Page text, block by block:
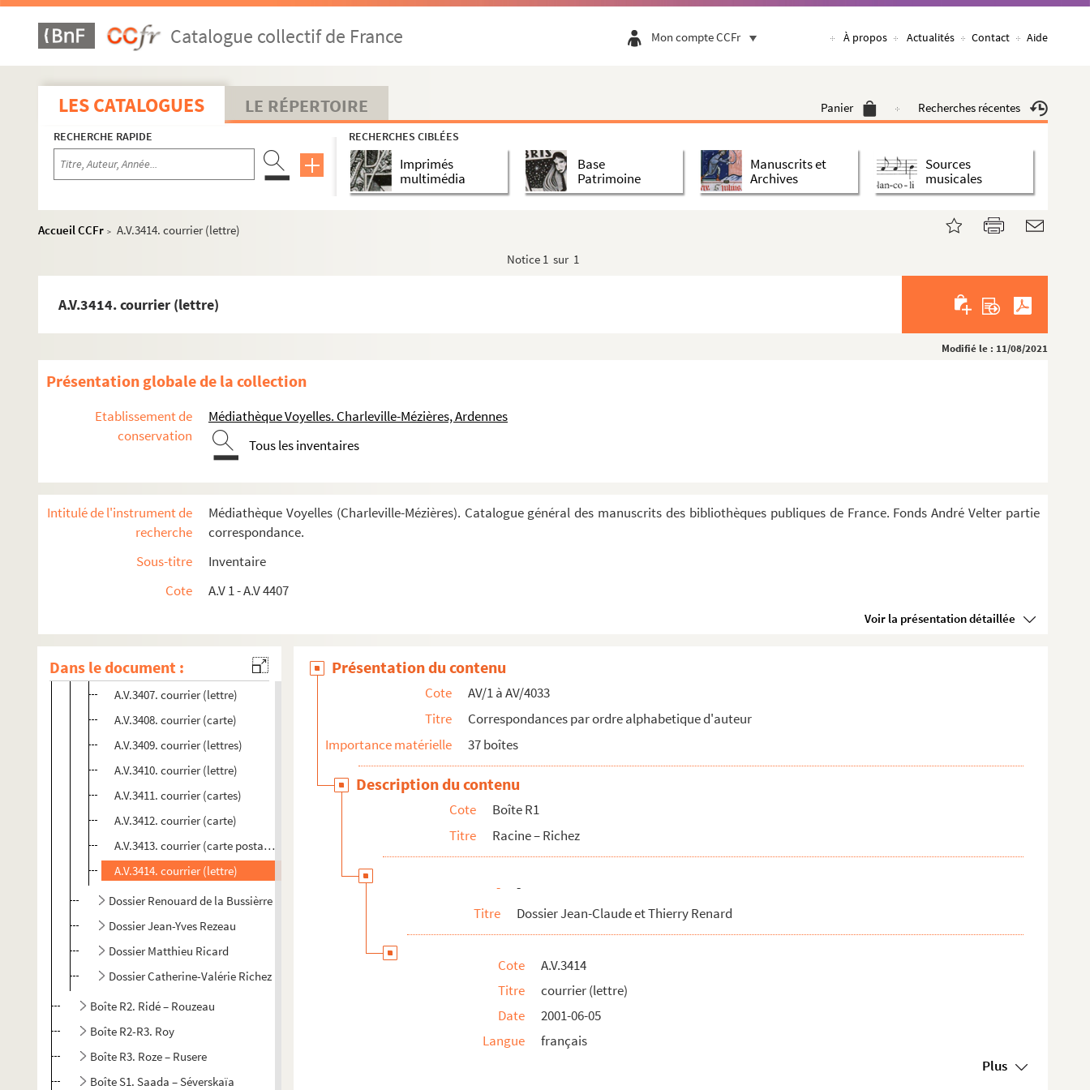
Catalogue collectif de France Mon compte CCFr À propos Actualités Contact Aide
LES CATALOGUES LE RÉPERTOIRE Panier Recherches récentes
RECHERCHE RAPIDE RECHERCHES CIBLÉES
Imprimés
multimédia
Base
Patrimoine
Manuscrits et
Archives
Sources
musicales
Accueil CCFr > A.V.3414. courrier (lettre)
Notice 1 sur 1
A.V.3414. courrier (lettre)
Modifié le : 11/08/2021
Présentation globale de la collection
Etablissement de
conservation
Médiathèque Voyelles. Charleville-Mézières, Ardennes
Tous les inventaires
Intitulé de l'instrument de
recherche
Médiathèque Voyelles (Charleville-Mézières). Catalogue général des manuscrits des bibliothèques publiques de France. Fonds André Velter partie
correspondance.
Sous-titre
Inventaire
Cote
A.V 1 - A.V 4407
Voir la présentation détaillée
Dans le document :
A.V.3381. courrier (lettres)
A.V.3382. courrier (lettre)
A.V.3383. courrier lettre)
A.V.3384. courrier (lettre)
A.V.3385. courrier (lettre)
A.V.3386. courrier (lettre)
A.V.3389. courrier (carte)
A.V.3392. courrier (lettre)
A.V.3395. courrier (lettre)
A.V.3396. courrier (carte)
A.V.3397. courrier (lettres)
A.V.3399. courrier (lettre)
A.V.3400. courrier (lettre)
A.V.3402. courrier (lettre)
A.V.3403. courrier (carte)
A.V.3405. courrier (carte + lettre)
A.V.3406. courrier (texte)
A.V.3407. courrier (lettre)
A.V.3408. courrier (carte)
A.V.3409. courrier (lettres)
A.V.3410. courrier (lettre)
A.V.3411. courrier (cartes)
A.V.3412. courrier (carte)
A.V.3413. courrier (carte postale)
A.V.3414. courrier (lettre)
Dossier Renouard de la Bussièrre
Dossier Jean-Yves Rezeau
Dossier Matthieu Ricard
Dossier Catherine-Valérie Richez
Boîte R2. Ridé – Rouzeau
Boîte R2-R3. Roy
Boîte R3. Roze – Rusere
Boîte S1. Saada – Séverskaïa
Présentation du contenu
Cote
AV/1 à AV/4033
Titre
Correspondances par ordre alphabetique d'auteur
Importance matérielle
37 boîtes
Description du contenu
Cote
Boîte R1
Titre
Racine – Richez
-
-
Titre
Dossier Jean-Claude et Thierry Renard
Cote
A.V.3414
Titre
courrier (lettre)
Date
2001-06-05
Langue
français
Plus